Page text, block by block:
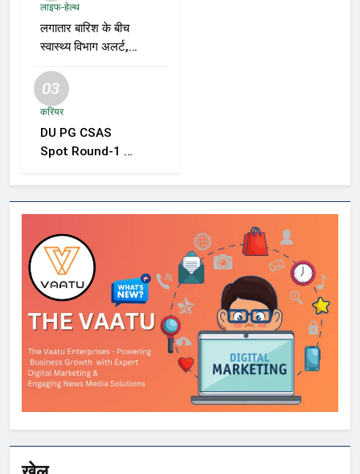
लाइफ-हेल्थ
लगातार बारिश के बीच
स्वास्थ्य विभाग अलर्ट,
वायरल बुखार की
रोकथाम के लिए राज्यों
निर्देश
03
करियर
DU PG CSAS
Spot Round-1 की
को आवेदन और सीट
स्वीकार करने के लिए